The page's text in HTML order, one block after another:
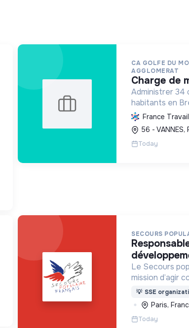
CA GOLFE DU
AGGLOMERAT
charge de
Administrer 34
habitants en
transition
planification
et le soutien à
France Travail
56 - VANNES,
Today
SECOURS
responsable du pôle
Le Secours
mission d’agir
l’exclusion
dans le monde.
💡 SSE
Paris,
Today